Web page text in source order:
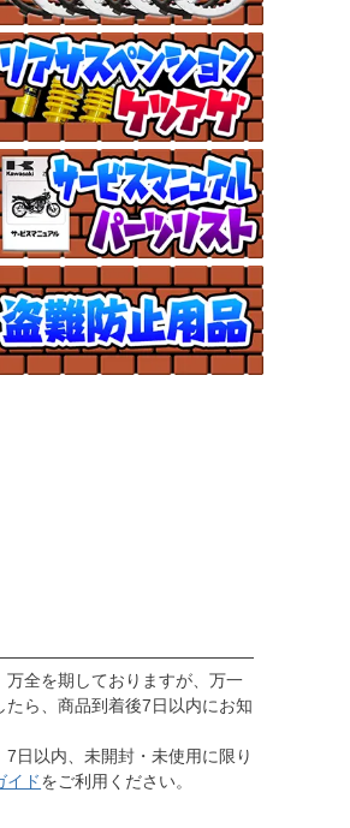
全を期しておりますが、万一
ら、商品到着後7日以内にお知
日以内、未開封・未使用に限り
イドをご利用ください。